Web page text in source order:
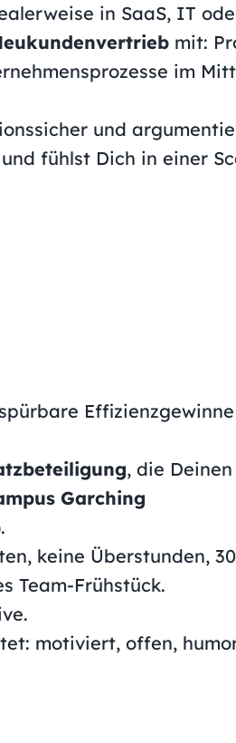
in SaaS, IT
mit:
im
und
fühlst Dich in einer
, die
Garching
keine Überstunden,
Team-Frühstück.
motiviert, offen,